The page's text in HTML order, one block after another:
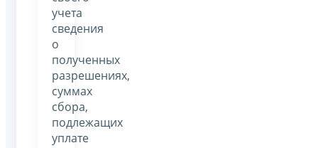
учета
сведения
о
полученных
разрешениях,
суммах
сбора,
подлежащих
уплате